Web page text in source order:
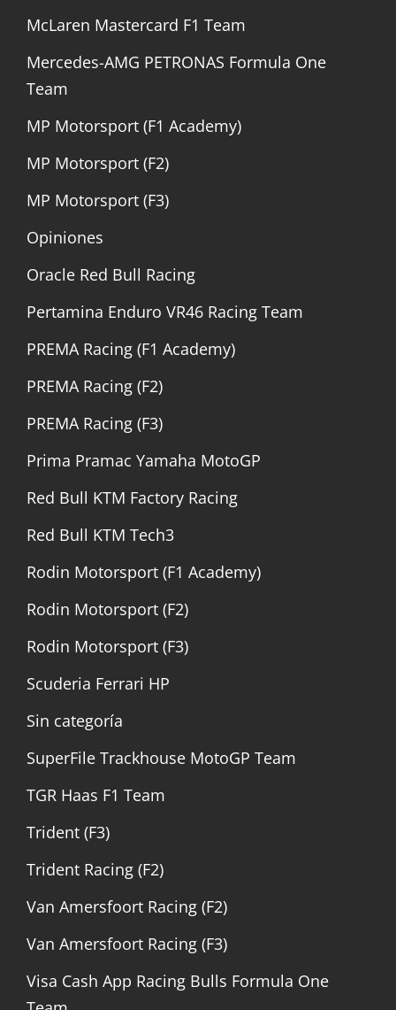
McLaren Mastercard F1 Team
Mercedes-AMG PETRONAS Formula One
Team
MP Motorsport (F1 Academy)
MP Motorsport (F2)
MP Motorsport (F3)
Opiniones
Oracle Red Bull Racing
Pertamina Enduro VR46 Racing Team
PREMA Racing (F1 Academy)
PREMA Racing (F2)
PREMA Racing (F3)
Prima Pramac Yamaha MotoGP
Red Bull KTM Factory Racing
Red Bull KTM Tech3
Rodin Motorsport (F1 Academy)
Rodin Motorsport (F2)
Rodin Motorsport (F3)
Scuderia Ferrari HP
Sin categoría
SuperFile Trackhouse MotoGP Team
TGR Haas F1 Team
Trident (F3)
Trident Racing (F2)
Van Amersfoort Racing (F2)
Van Amersfoort Racing (F3)
Visa Cash App Racing Bulls Formula One